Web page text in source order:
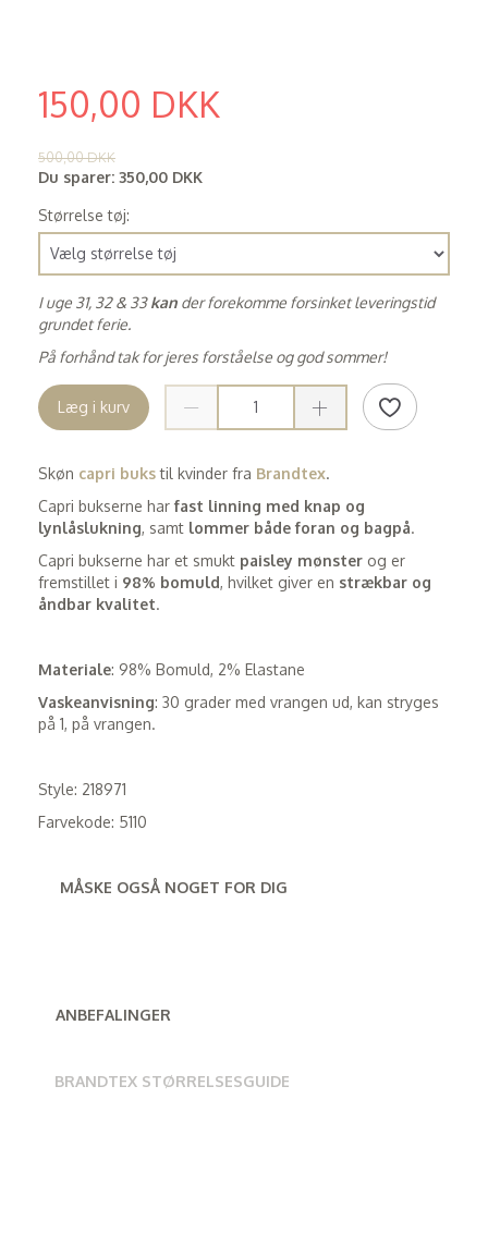
150,00 DKK
500,00 DKK
Du sparer: 350,00 DKK
Størrelse tøj:
I uge 31, 32 & 33kan der forekomme forsinket leveringstid
grundet ferie.
På forhånd tak for jeres forståelse og god sommer!
Læg i kurv
Skøn capri bukstil kvinder fra Brandtex.
Capri bukserne har fast linning med knap og
lynlåslukning, samt lommer både foran og bagpå.
Capri bukserne har et smukt paisley mønster og er
fremstillet i 98% bomuld, hvilket giver en strækbar og
åndbar kvalitet.
Materiale: 98% Bomuld, 2% Elastane
Vaskeanvisning: 30 grader med vrangen ud, kan stryges
på 1, på vrangen.
Style: 218971
Farvekode: 5110
MÅSKE OGSÅ NOGET FOR DIG
ANBEFALINGER
BRANDTEX STØRRELSESGUIDE